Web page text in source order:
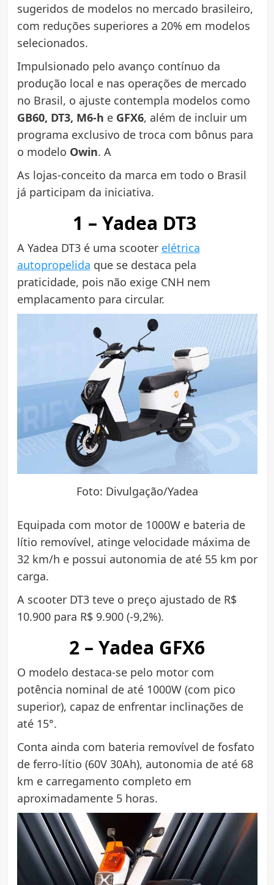
sugeridos de modelos no mercado brasileiro,
com reduções superiores a 20% em modelos
selecionados.
Impulsionado pelo avanço contínuo da
produção local e nas operações de mercado
no Brasil, o ajuste contempla modelos como
GB60, DT3, M6-h eGFX6, além de incluir um
programa exclusivo de troca com bônus para
o modelo Owin. A
As lojas-conceito da marca em todo o Brasil
já participam da iniciativa.
1 – Yadea DT3
A Yadea DT3 é uma scooter elétrica
autopropelida que se destaca pela
praticidade, pois não exige CNH nem
emplacamento para circular.
Foto: Divulgação/Yadea
Equipada com motor de 1000W e bateria de
lítio removível, atinge velocidade máxima de
32 km/h e possui autonomia de até 55 km por
carga.
A scooter DT3 teve o preço ajustado de R$
10.900 para R$ 9.900 (-9,2%).
2 – Yadea GFX6
O modelo destaca-se pelo motor com
potência nominal de até 1000W (com pico
superior), capaz de enfrentar inclinações de
até 15°.
Conta ainda com bateria removível de fosfato
de ferro-lítio (60V 30Ah), autonomia de até 68
km e carregamento completo em
aproximadamente 5 horas.